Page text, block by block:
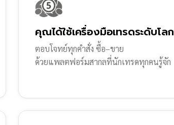
คุณได้ใช้เครื่องมือเทรดระดับโลก
ตอบโจทย์ทุกคำสั่ง ซื้อ–ขาย
ด้วยแพลตฟอร์มสากลที่นักเทรดทุกคนรู้จัก